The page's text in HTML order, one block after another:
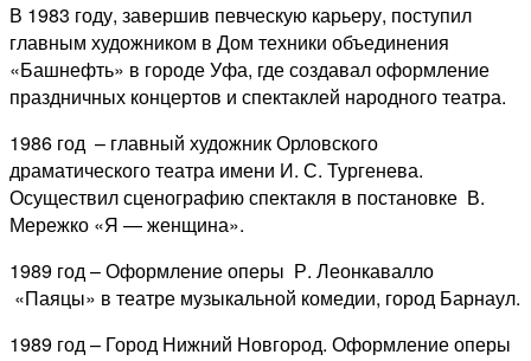
В 1983 году, завершив певческую карьеру, поступил
главным художником в Дом техники объединения
«Башнефть» в городе Уфа, где создавал оформление
праздничных концертов и спектаклей народного театра.
1986 год – главный художник Орловского
драматического театра имени И. С. Тургенева.
Осуществил сценографию спектакля в постановке В.
Мережко «Я — женщина».
1989 год – Оформление оперы Р. Леонкавалло
«Паяцы» в театре музыкальной комедии, город Барнаул.
1989 год – Город Нижний Новгород. Оформление оперы